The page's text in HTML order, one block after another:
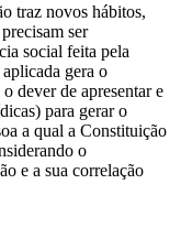
traz novos hábitos,
ser
social feita pela
gera o
dever de apresentar e
para gerar o
a qual a Constituição
o
e a sua correlação